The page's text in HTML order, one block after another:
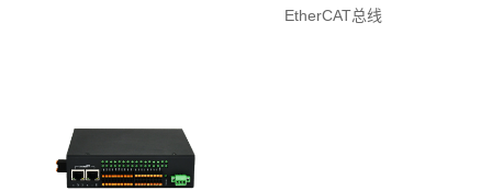
EtherCAT总线